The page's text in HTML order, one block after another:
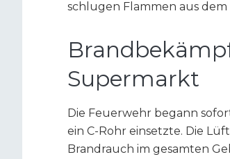
schlugen Flammen aus dem
Supermarkt
Die Feuerwehr begann
ein C-Rohr einsetzte. Die
Brandrauch im gesamten